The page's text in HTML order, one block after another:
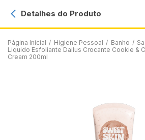
Página Inicial / Higiene Pessoal / Banho /
Liquido Esfoliante Dailus Crocante Cookie &
Cream 200ml
Detalhes do Produto